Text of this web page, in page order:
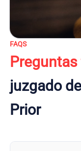
FAQS
juzgado
Prior